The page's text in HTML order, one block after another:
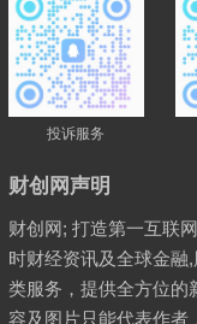
投诉服务
财创网声明
财创网; 打造第一互联
时财经资讯及全球金融
类服务，提供全方位的
容及图片只能代表作者